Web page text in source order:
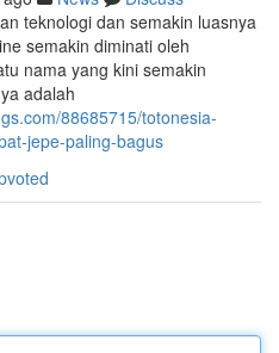
teknologi dan semakin luasnya
semakin diminati oleh
nama yang kini semakin
adalah
88685715/totonesia-
jepe-paling-bagus